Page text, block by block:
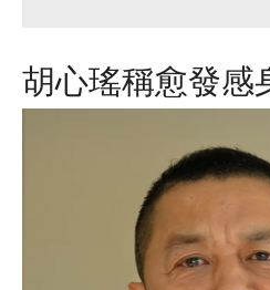
胡心瑤稱愈發感